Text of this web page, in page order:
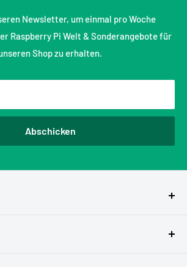
Newsletter, um einmal pro Woche
Raspberry Pi Welt & Sonderangebote für
Shop zu erhalten.
Abschicken